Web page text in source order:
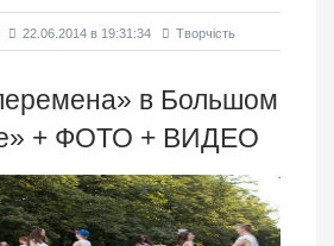
22.06.2014 в 19:31:34 Творчість
в Большом
+ ФОТО + ВИДЕО